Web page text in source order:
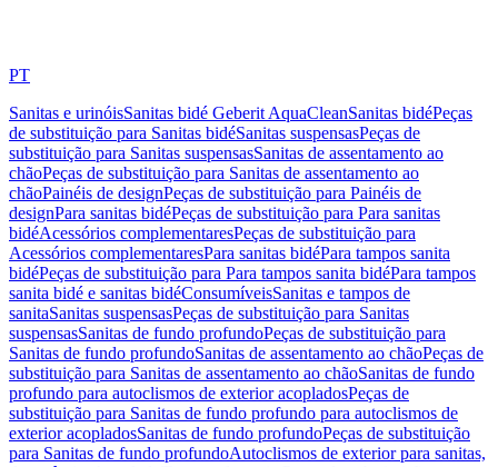
PT
Sanitas e urinóisSanitas bidé Geberit AquaCleanSanitas bidéPeças
de substituição para Sanitas bidéSanitas suspensasPeças de
substituição para Sanitas suspensasSanitas de assentamento ao
chãoPeças de substituição para Sanitas de assentamento ao
chãoPainéis de designPeças de substituição para Painéis de
designPara sanitas bidéPeças de substituição para Para sanitas
bidéAcessórios complementaresPeças de substituição para
Acessórios complementaresPara sanitas bidéPara tampos sanita
bidéPeças de substituição para Para tampos sanita bidéPara tampos
sanita bidé e sanitas bidéConsumíveisSanitas e tampos de
sanitaSanitas suspensasPeças de substituição para Sanitas
suspensasSanitas de fundo profundoPeças de substituição para
Sanitas de fundo profundoSanitas de assentamento ao chãoPeças de
substituição para Sanitas de assentamento ao chãoSanitas de fundo
profundo para autoclismos de exterior acopladosPeças de
substituição para Sanitas de fundo profundo para autoclismos de
exterior acopladosSanitas de fundo profundoPeças de substituição
para Sanitas de fundo profundoAutoclismos de exterior para sanitas,